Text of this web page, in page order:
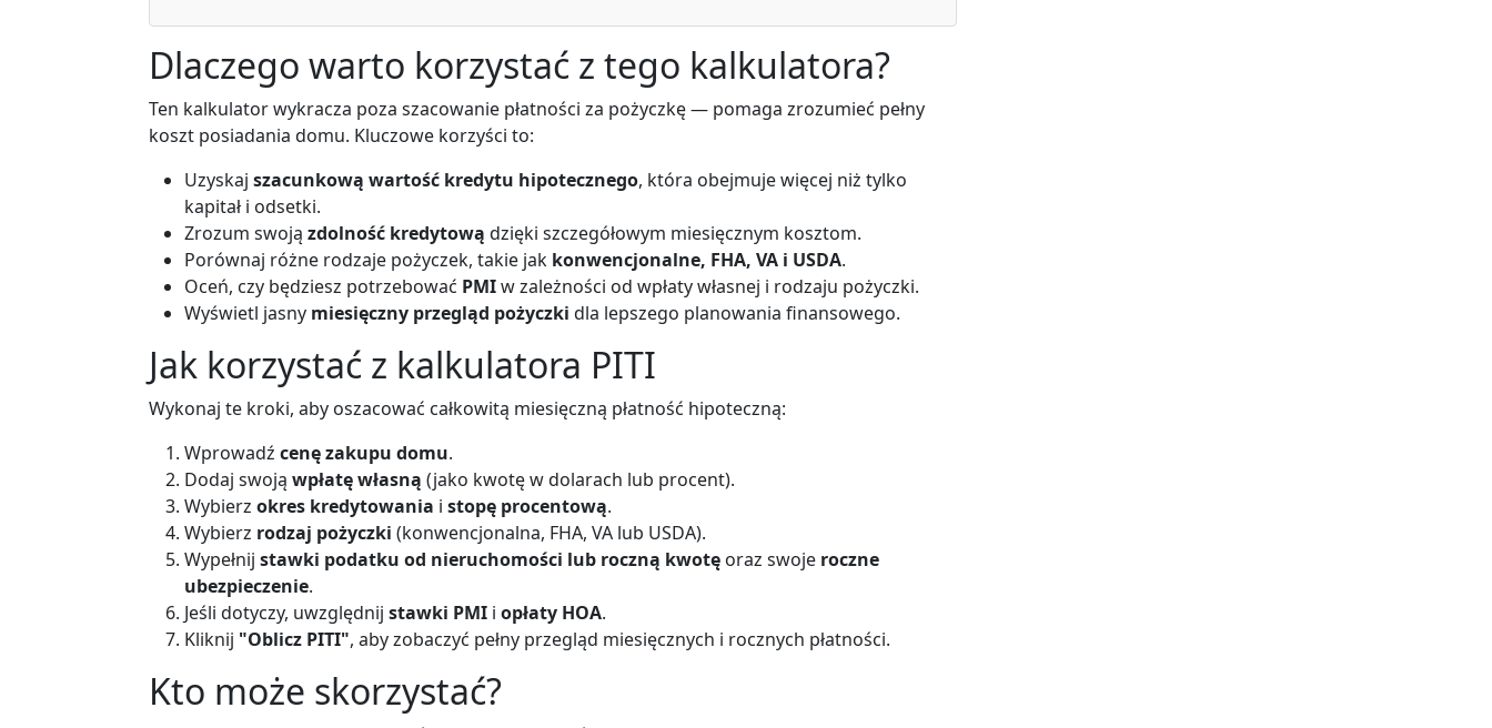
Dlaczego warto korzystać z tego kalkulatora?
Ten kalkulator wykracza poza szacowanie płatności za pożyczkę — pomaga zrozumieć pełny
koszt posiadania domu. Kluczowe korzyści to:
Uzyskaj szacunkową wartość kredytu hipotecznego, która obejmuje więcej niż tylko
kapitał i odsetki.
Zrozum swoją zdolność kredytową dzięki szczegółowym miesięcznym kosztom.
Porównaj różne rodzaje pożyczek, takie jak konwencjonalne, FHA, VA i USDA.
Oceń, czy będziesz potrzebować PMIw zależności od wpłaty własnej i rodzaju pożyczki.
Wyświetl jasny miesięczny przegląd pożyczki dla lepszego planowania finansowego.
Jak korzystać z kalkulatora PITI
Wykonaj te kroki, aby oszacować całkowitą miesięczną płatność hipoteczną:
Wprowadź cenę zakupu domu.
Dodaj swoją wpłatę własną (jako kwotę w dolarach lub procent).
Wybierz okres kredytowania i stopę procentową.
Wybierz rodzaj pożyczki (konwencjonalna, FHA, VA lub USDA).
Wypełnij stawki podatku od nieruchomości lub roczną kwotę oraz swoje roczne
ubezpieczenie.
Jeśli dotyczy, uwzględnij stawki PMI i opłaty HOA.
Kliknij "Oblicz PITI", aby zobaczyć pełny przegląd miesięcznych i rocznych płatności.
Kto może skorzystać?